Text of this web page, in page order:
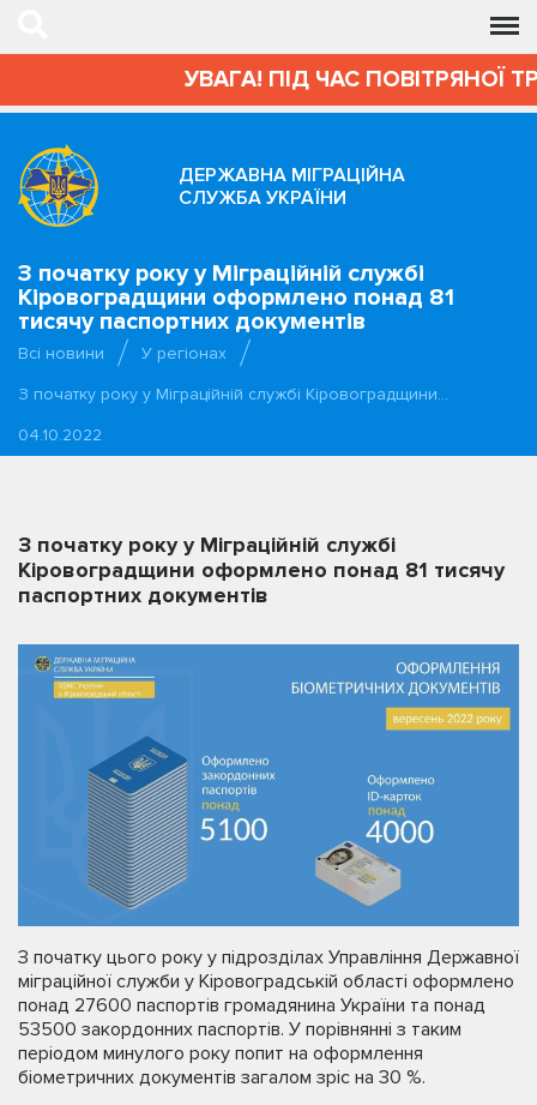
УВАГА! ПІД ЧАС ПОВІТРЯНОЇ
ДЕРЖАВНА МІГРАЦІЙНА
СЛУЖБА УКРАЇНИ
З початку року у Міграційній службі
Кіровоградщини оформлено понад 81
тисячу паспортних документів
Всі новини
У регіонах
З початку року у Міграційній службі Кіровоградщини…
04.10.2022
З початку року у Міграційній службі
Кіровоградщини оформлено понад 81 тисячу
паспортних документів
З початку цього року у підрозділах Управління Державної
міграційної служби у Кіровоградській області оформлено
понад 27600 паспортів громадянина України та понад
53500 закордонних паспортів. У порівнянні з таким
періодом минулого року попит на оформлення
біометричних документів загалом зріс на 30 %.